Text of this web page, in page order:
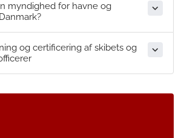
myndighed for havne og
og certificering af skibets og